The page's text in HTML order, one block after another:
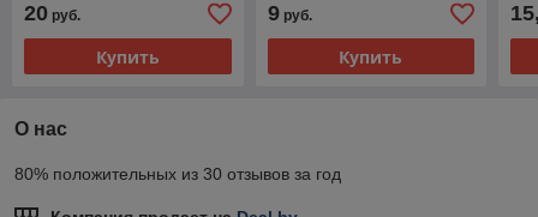
20 руб.
Купить
9руб.
Купить
О нас
80% положительных из 30 отзывов за год